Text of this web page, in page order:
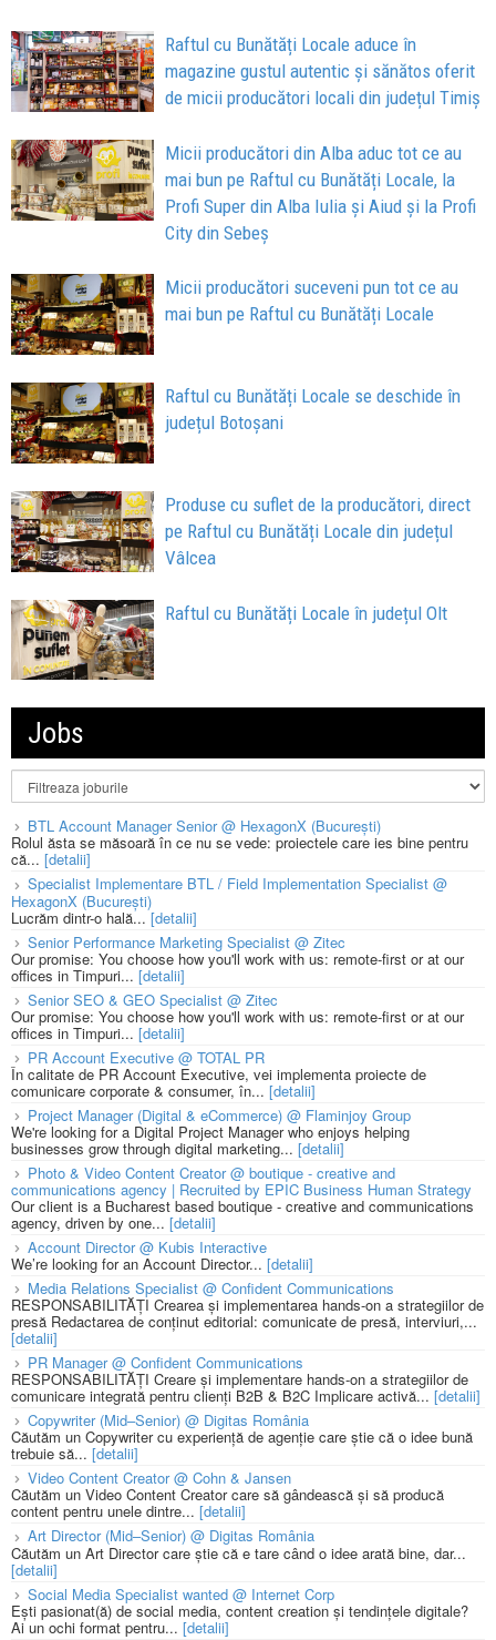
Raftul cu Bunătăți Locale aduce în
magazine gustul autentic și sănătos oferit
de micii producători locali din județul Timiș
Micii producători din Alba aduc tot ce au
mai bun pe Raftul cu Bunătăți Locale, la
Profi Super din Alba Iulia și Aiud și la Profi
City din Sebeș
Micii producători suceveni pun tot ce au
mai bun pe Raftul cu Bunătăți Locale
Raftul cu Bunătăți Locale se deschide în
județul Botoșani
Produse cu suflet de la producători, direct
pe Raftul cu Bunătăți Locale din județul
Vâlcea
Raftul cu Bunătăți Locale în județul Olt
Jobs
BTL Account Manager Senior @ HexagonX (București)
Rolul ăsta se măsoară în ce nu se vede: proiectele care ies bine pentru
că... [detalii]
Specialist Implementare BTL / Field Implementation Specialist @
HexagonX (București)
Lucrăm dintr-o hală...[detalii]
Senior Performance Marketing Specialist @ Zitec
Our promise: You choose how you'll work with us: remote-first or at our
offices in Timpuri... [detalii]
Senior SEO & GEO Specialist @ Zitec
Our promise: You choose how you'll work with us: remote-first or at our
offices in Timpuri... [detalii]
PR Account Executive @ TOTAL PR
În calitate de PR Account Executive, vei implementa proiecte de
comunicare corporate & consumer, în... [detalii]
Project Manager (Digital & eCommerce) @ Flaminjoy Group
We're looking for a Digital Project Manager who enjoys helping
businesses grow through digital marketing... [detalii]
Photo & Video Content Creator @ boutique - creative and
communications agency | Recruited by EPIC Business Human Strategy
Our client is a Bucharest based boutique - creative and communications
agency, driven by one... [detalii]
Account Director @ Kubis Interactive
We’re looking for an Account Director... [detalii]
Media Relations Specialist @ Confident Communications
RESPONSABILITĂȚI Crearea și implementarea hands-on a strategiilor de
presă Redactarea de conținut editorial: comunicate de presă, interviuri,...
[detalii]
PR Manager @ Confident Communications
RESPONSABILITĂȚI Creare și implementare hands-on a strategiilor de
comunicare integrată pentru clienți B2B & B2C Implicare activă... [detalii]
Copywriter (Mid–Senior) @ Digitas România
Căutăm un Copywriter cu experiență de agenție care știe că o idee bună
trebuie să... [detalii]
Video Content Creator @ Cohn & Jansen
Căutăm un Video Content Creator care să gândească și să producă
content pentru unele dintre... [detalii]
Art Director (Mid–Senior) @ Digitas România
Căutăm un Art Director care știe că e tare când o idee arată bine, dar...
[detalii]
Social Media Specialist wanted @ Internet Corp
Ești pasionat(ă) de social media, content creation și tendințele digitale?
Ai un ochi format pentru... [detalii]